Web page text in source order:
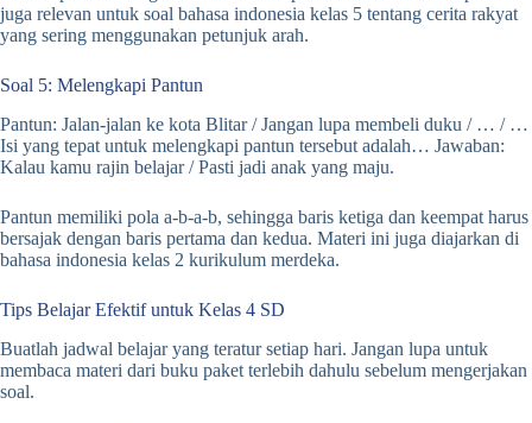
juga relevan untuk soal bahasa indonesia kelas 5 tentang cerita rakyat
yang sering menggunakan petunjuk arah.
Soal 5: Melengkapi Pantun
Pantun: Jalan-jalan ke kota Blitar / Jangan lupa membeli duku / … / …
Isi yang tepat untuk melengkapi pantun tersebut adalah… Jawaban:
Kalau kamu rajin belajar / Pasti jadi anak yang maju.
Pantun memiliki pola a-b-a-b, sehingga baris ketiga dan keempat harus
bersajak dengan baris pertama dan kedua. Materi ini juga diajarkan di
bahasa indonesia kelas 2 kurikulum merdeka.
Tips Belajar Efektif untuk Kelas 4 SD
Buatlah jadwal belajar yang teratur setiap hari. Jangan lupa untuk
membaca materi dari buku paket terlebih dahulu sebelum mengerjakan
soal.